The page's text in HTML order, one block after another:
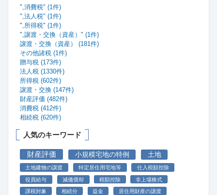
",消費税" (1件)
",法人税" (1件)
",所得税" (1件)
",譲渡・交換（資産）" (1件)
譲渡・交換（資産） (181件)
その他諸税 (1件)
贈与税 (173件)
法人税 (1330件)
所得税 (602件)
譲渡・交換 (147件)
財産評価 (482件)
消費税 (412件)
相続税 (620件)
人気のキーワード
財産評価 小規模宅地の特例 土地
土地建物の譲渡 特定居住用宅地等 仕入税額控除
役員給与 減価償却 税額控除
非上場株式
課税対象
相続分 益金 居住用財産の譲渡